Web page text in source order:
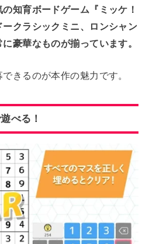
知育ボードゲーム『ミッケ！
クラシックミニ、ロンシャン
豪華なものが揃っています。
きるのが本作の魅力です。
べる！